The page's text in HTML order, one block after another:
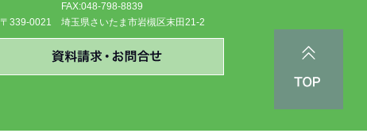
FAX:048-798-8839
〒339-0021 埼玉県さいたま市岩槻区末田21-2